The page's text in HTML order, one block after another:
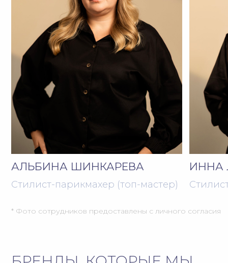
Несмываемая маска для
Парфюмированное масло
МАСЛО ПИТАТЕЛЬНОЕ